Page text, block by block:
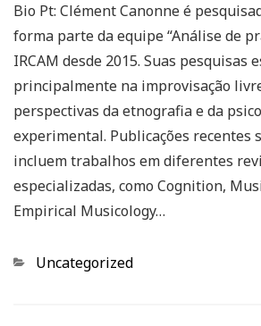
Bio Pt: Clément Canonne é
forma parte da equipe “Análise de
IRCAM desde 2015. Suas pesquisas
principalmente na improvisação
perspectivas da etnografia e da
experimental. Publicações recentes
incluem trabalhos em diferentes
especializadas, como Cognition,
Empirical Musicology…
Categorias
Uncategorized